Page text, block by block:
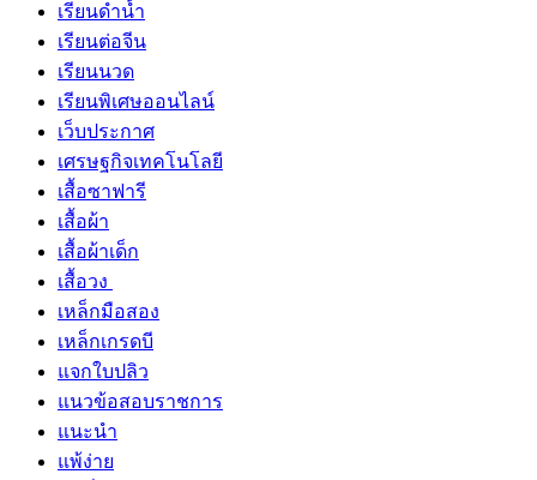
เรียนดำน้ำ
เรียนต่อจีน
เรียนนวด
เรียนพิเศษออนไลน์
เว็บประกาศ
เศรษฐกิจเทคโนโลยี
เสื้อซาฟารี
เสื้อผ้า
เสื้อผ้าเด็ก
เสื้อวง
เหล็กมือสอง
เหล็กเกรดบี
แจกใบปลิว
แนวข้อสอบราชการ
แนะนำ
แพ้ง่าย